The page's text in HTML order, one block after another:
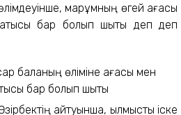
марқұмның өгей ағасы
қатысы бар болып шықты деп деп
айтуынша, қылмыстық іске